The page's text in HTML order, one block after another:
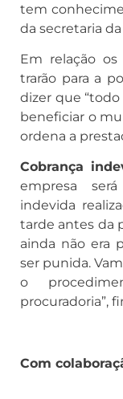
tem
da secretaria
Em relação
trarão para a
dizer que
beneficiar o
ordena a
Cobrança
empresa
indevida
tarde antes da
ainda não era
ser punida.
o
procuradoria”,
Com